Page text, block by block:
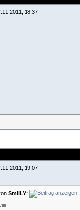
18:37
19:07
SmiiLY*